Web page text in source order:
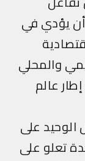
في
على
على